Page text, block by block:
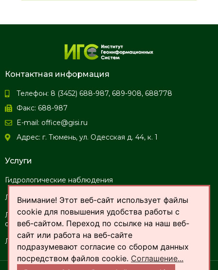
Внимание! Этот веб-сайт использует файлы
cookie для повышения удобства работы с
веб-сайтом. Переход по ссылке на наш веб-
сайт или работа на веб-сайте
подразумевают согласие со сбором данных
посредством файлов cookie. Соглашение...
Контактная информация
Телефон: 8 (3452) 688-987, 689-908, 688778
Факс: 688-987
E-mail: office@gisi.ru
Адрес: г. Тюмень, ул. Одесская д. 44, к. 1
Услуги
Гидрологические наблюдения
Лабораторно-информационная система ЛИСТ
Лабораторные анализы и мониторинг состояния
окружающей среды
Ландшафтно-ботанические исследования территорий